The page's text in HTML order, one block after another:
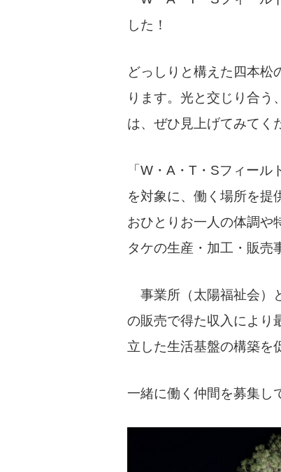
した！
どっしりと構えた四本松
ります。光と交じり合う
は、ぜひ見上げてみてく
「W・A・T・Sフィー
を対象に、働く場所を提
おひとりお一人の体調や
タケの生産・加工・販売
事業所（太陽福祉会）
の販売で得た収入により
立した生活基盤の構築を
一緒に働く仲間を募集し